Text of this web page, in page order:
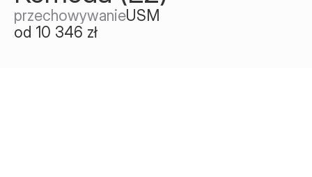
przechowywanieUSM
od 10 346 zł